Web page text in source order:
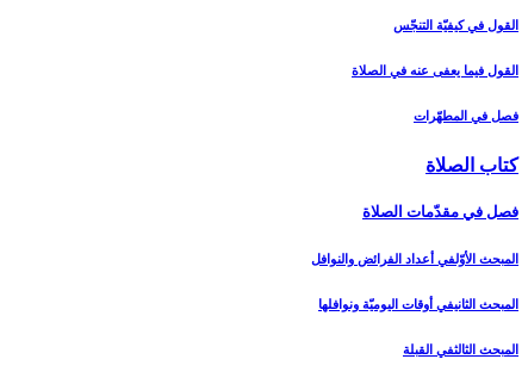
القول في كيفيّة التنجّس‏
القول فيما يعفى عنه في الصلاة
فصل في المطهّرات‏
كتاب الصلاة
فصل في مقدّمات الصلاة
المبحث الأوّل‏في أعداد الفرائض والنوافل‏
المبحث الثاني‏في أوقات اليوميّة ونوافلها
المبحث الثالث‏في القبلة